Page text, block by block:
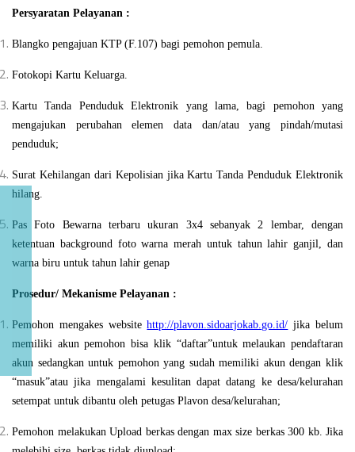
Persyaratan Pelayanan :
Blangko pengajuan KTP (F.107) bagi pemohon pemula.
Fotokopi Kartu Keluarga.
Kartu Tanda Penduduk Elektronik yang lama, bagi pemohon yang
mengajukan perubahan elemen data dan/atau yang pindah/mutasi
penduduk;
Surat Kehilangan dari Kepolisian jika Kartu Tanda Penduduk Elektronik
hilang.
Pas Foto Bewarna terbaru ukuran 3x4 sebanyak 2 lembar, dengan
ketentuan background foto warna merah untuk tahun lahir ganjil, dan
warna biru untuk tahun lahir genap
Prosedur/ Mekanisme Pelayanan :
Pemohon mengakes websitehttp://plavon.sidoarjokab.go.id/ jika belum
memiliki akun pemohon bisa klik “daftar”untuk melaukan pendaftaran
akun sedangkan untuk pemohon yang sudah memiliki akun dengan klik
“masuk”atau jika mengalami kesulitan dapat datang ke desa/kelurahan
setempat untuk dibantu oleh petugas Plavon desa/kelurahan;
Pemohon melakukan Upload berkas dengan max size berkas 300 kb. Jika